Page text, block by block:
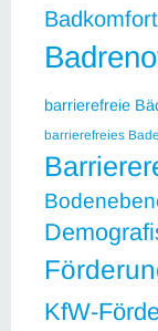
barrierefreie
barrierefreies
KfW-